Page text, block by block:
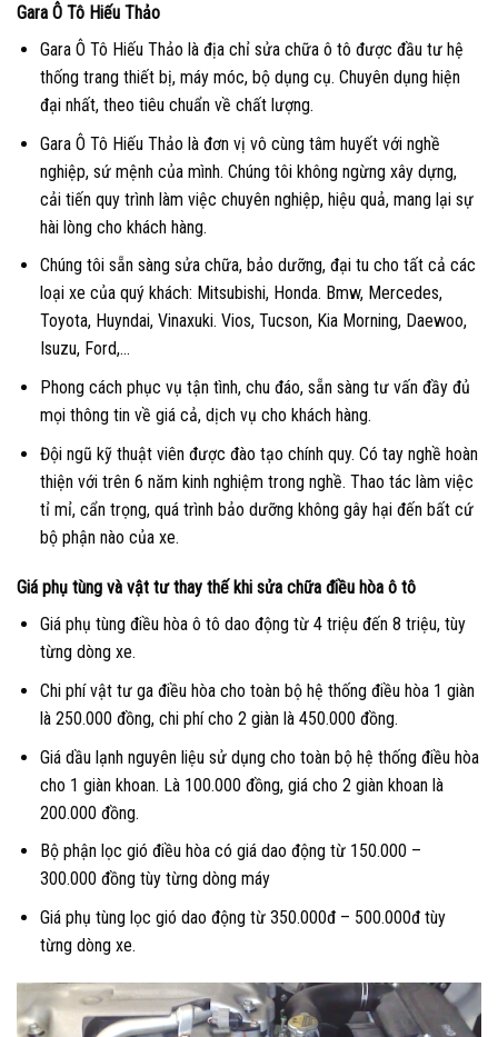
Gara Ô Tô Hiếu Thảo
Gara Ô Tô Hiếu Thảo là địa chỉ sửa chữa ô tô được đầu tư hệ
thống trang thiết bị, máy móc, bộ dụng cụ. Chuyên dụng hiện
đại nhất, theo tiêu chuẩn về chất lượng.
Gara Ô Tô Hiếu Thảo là đơn vị vô cùng tâm huyết với nghề
nghiệp, sứ mệnh của mình. Chúng tôi không ngừng xây dựng,
cải tiến quy trình làm việc chuyên nghiệp, hiệu quả, mang lại sự
hài lòng cho khách hàng.
Chúng tôi sẵn sàng sửa chữa, bảo dưỡng, đại tu cho tất cả các
loại xe của quý khách: Mitsubishi, Honda. Bmw, Mercedes,
Toyota, Huyndai, Vinaxuki. Vios, Tucson, Kia Morning, Daewoo,
Isuzu, Ford,…
Phong cách phục vụ tận tình, chu đáo, sẵn sàng tư vấn đầy đủ
mọi thông tin về giá cả, dịch vụ cho khách hàng.
Đội ngũ kỹ thuật viên được đào tạo chính quy. Có tay nghề hoàn
thiện với trên 6 năm kinh nghiệm trong nghề. Thao tác làm việc
tỉ mỉ, cẩn trọng, quá trình bảo dưỡng không gây hại đến bất cứ
bộ phận nào của xe.
Giá phụ tùng và vật tư thay thế khi sửa chữa điều hòa ô tô
Giá phụ tùng điều hòa ô tô dao động từ 4 triệu đến 8 triệu, tùy
từng dòng xe.
Chi phí vật tư ga điều hòa cho toàn bộ hệ thống điều hòa 1 giàn
là 250.000 đồng, chi phí cho 2 giàn là 450.000 đồng.
Giá dầu lạnh nguyên liệu sử dụng cho toàn bộ hệ thống điều hòa
cho 1 giàn khoan. Là 100.000 đồng, giá cho 2 giàn khoan là
200.000 đồng.
Bộ phận lọc gió điều hòa có giá dao động từ 150.000 –
300.000 đồng tùy từng dòng máy
Giá phụ tùng lọc gió dao động từ 350.000đ – 500.000đ tùy
từng dòng xe.